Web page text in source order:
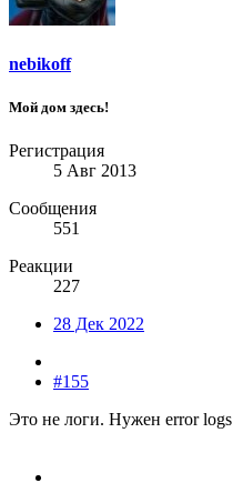
nebikoff
Мой дом здесь!
Регистрация
5 Авг 2013
Сообщения
551
Реакции
227
28 Дек 2022
#155
Это не логи. Нужен error logs